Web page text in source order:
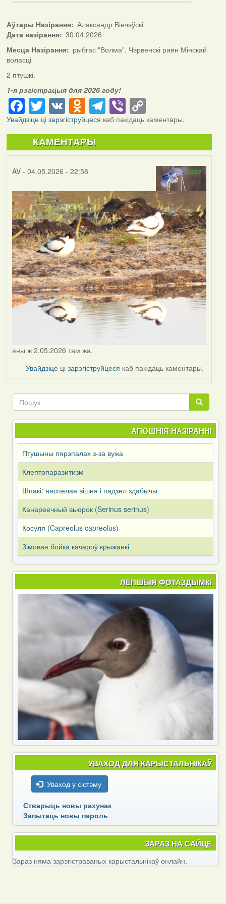
Аўтары Назірання
Аляксандр Вінчэўскі
Дата назірання
30.04.2026
Месца Назірання
рыбгас "Волма", Чэрвенскі раён Мінскай
воласці
2 птушкі.
1-я рэгістрацыя для 2026 году!
Facebook
Twitter
VKOdnoklassniki
Telegram
ViberCopy
Link
Увайдзіцеці зарэгіструйцеся каб пакідаць каментары.
КАМЕНТАРЫ
AV- 04.05.2026 - 22:58
яны ж 2.05.2026 там жа.
Увайдзіце цізарэгіструйцеся каб пакідаць каментары.
Пошук
Пошук
АПОШНІЯ НАЗІРАННІ
Птушыны пярэпалах з-за вужа
Клептопаразитизм
Шпакі: няспелая вішня і падзел здабычы
Канареечный вьюрок (Serinus serinus)
Косуля (Capreоlus capreоlus)
Зімовая бойка качароў крыжанкі
ЛЕПШЫЯ ФОТАЗДЫМКІ
УВАХОД ДЛЯ КАРЫСТАЛЬНІКАЎ
Уваход у сістэму
Стварыць новы рахунак
Запытаць новы пароль
ЗАРАЗ НА САЙЦЕ
Зараз няма зарэгістраваных карыстальнікаў онлайн.